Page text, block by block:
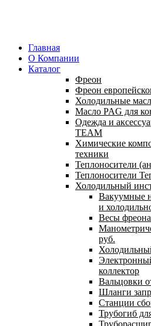
Главная
О Компании
Каталог
Фреон
Фреон
Холодильные
Масло PAG для
Одежда и
TEAM
Химические
техники
Теплоносители
Теплоносители
Холодильный
Вакуумные
и
Весы
руб.
коллектор
Вальцовки
Шланги
Станции
Трубогиб